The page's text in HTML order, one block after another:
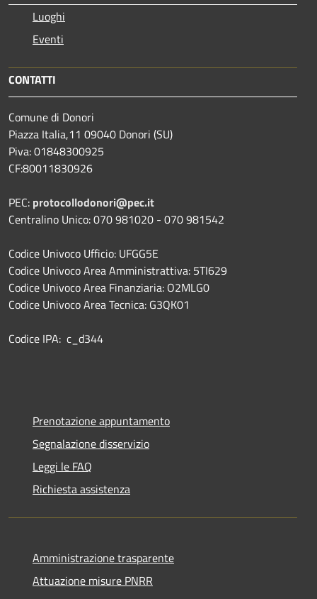
Luoghi
Eventi
CONTATTI
Comune di Donori
Piazza Italia,11 09040 Donori (SU)
Piva: 01848300925
CF:80011830926
PEC: protocollodonori@pec.it
Centralino Unico: 070 981020 - 070 981542
Codice Univoco Ufficio: UFGG5E
Codice Univoco Area Amministrattiva: 5TI629
Codice Univoco Area Finanziaria: O2MLG0
Codice Univoco Area Tecnica: G3QK01
Codice IPA: c_d344
Prenotazione appuntamento
Segnalazione disservizio
Leggi le FAQ
Richiesta assistenza
Amministrazione trasparente
Attuazione misure PNRR